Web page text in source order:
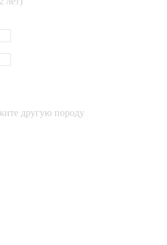
другую породу